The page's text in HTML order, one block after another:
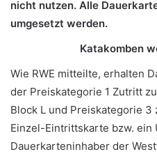
nicht nutzen. Alle
umgesetzt werden.
Katakomben
Wie RWE mitteilte, erhalten
der Preiskategorie 1 Zutritt
Block L und Preiskategorie 3
Einzel-Eintrittskarte bzw. ein
Dauerkarteninhaber der